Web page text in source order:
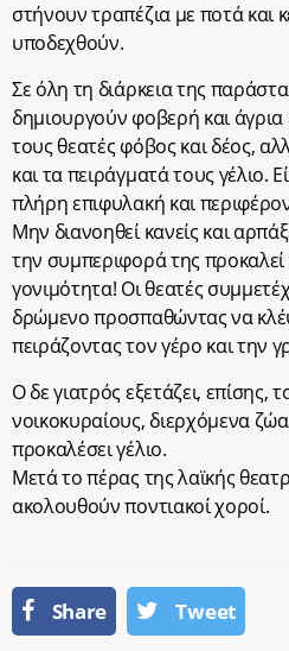
στήνουν τραπέζια με ποτά και
υποδεχθούν.
Σε όλη τη διάρκεια της
δημιουργούν φοβερή και
τους θεατές φόβος και δέος,
και τα πειράγματά τους γέλιο.
πλήρη επιφυλακή και
Μην διανοηθεί κανείς και
την συμπεριφορά της
γονιμότητα! Οι θεατές
δρώμενο προσπαθώντας να
πειράζοντας τον γέρο και την
Ο δε γιατρός εξετάζει, επίσης,
νοικοκυραίους, διερχόμενα
προκαλέσει γέλιο.
Μετά το πέρας της λαϊκής
ακολουθούν ποντιακοί χοροί.
Share Tweet